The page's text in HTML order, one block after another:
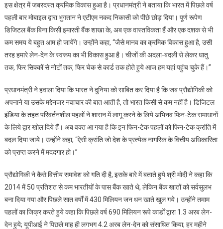
इस क्षेत्र में जबरदस्त क्रमिक विकास हुआ है। प्रधानमंत्री ने बताया कि भारत में पिछले वर्ष
पहली बार मोबाइल द्वारा भुगतान ने एटीएम नकद निकासी को पीछे छोड़ दिया। पूर्ण रूपेण
डिजिटल बैंक बिना किसी इमारती बैंक शाखा के, अब एक वास्तविकता हैं और एक दशक से भी
कम समय ये बहुत आम हो जायेंगे। उन्होंने कहा, “जैसे मानव का क्रमिक विकास हुआ है, उसी
तरह हमारे लेन-देन के स्वरूप का भी विकास हुआ है। चीजों की अदला-बदली से लेकर धातु
तक, फिर सिक्कों से नोटों तक, फिर चेक से कार्ड तक होते हुये आज हम यहां पहुंच चुके हैं।”
प्रधानमंत्री ने हवाला दिया कि भारत ने दुनिया को साबित कर दिया है कि जब प्रौद्योगिकी को
अपनाने या उसके मद्देनजर नवाचार की बात आती है, तो भारत किसी से कम नहीं है। डिजिटल
इंडिया के तहत परिवर्तनशील पहलों ने शासन में लागू करने के लिये अभिनव फिन-टेक समाधानों
के लिये द्वार खोल दिये हैं। अब वक्त आ गया है कि इन फिन-टेक पहलों को फिन-टेक क्रांति में
बदल दिया जाये। उन्होंने कहा, “ऐसी क्रांति जो देश के प्रत्येक नागरिक के वित्तीय अधिकारिता
को प्राप्त करने में मददगार हो।”
प्रौद्योगिकी ने कैसे वित्तीय समावेश को गति दी है, इसके बारे में बताते हुये श्री मोदी ने कहा कि
2014 में 50 प्रतिशत से कम भारतीयों के पास बैंक खाते थे, लेकिन बैंक खातों को सर्वसुलभ
बना दिया गया और पिछले सात वर्षों में 430 मिलियन जन धन खाते खुल गये। उन्होंने तमाम
पहलों का जिक्र करते हुये कहा कि पिछले वर्ष 690 मिलियन रूपे कार्डों द्वारा 1.3 अरब लेन-
देन हुये; यूपीआई ने पिछले माह ही लगभग 4.2 अरब लेन-देन को संसाधित किया; हर महीने